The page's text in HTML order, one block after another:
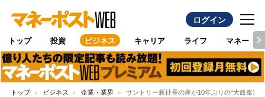
ログイン
トップ 投資 ビジネス キャリア ライフ マネー
トップ ビジネス 企業・業界 サントリー新社長の座が10年ぶりの“大政奉還